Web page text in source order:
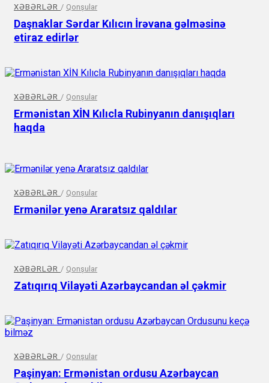
XƏBƏRLƏR / Qonşular
Daşnaklar Sərdar Kılıcın İrəvana gəlməsinə
etiraz edirlər
XƏBƏRLƏR / Qonşular
Ermənistan XİN Kılıcla Rubinyanın danışıqları
haqda
XƏBƏRLƏR / Qonşular
Ermənilər yenə Araratsız qaldılar
XƏBƏRLƏR / Qonşular
Zatıqırıq Vilayəti Azərbaycandan əl çəkmir
XƏBƏRLƏR / Qonşular
Paşinyan: Ermənistan ordusu Azərbaycan